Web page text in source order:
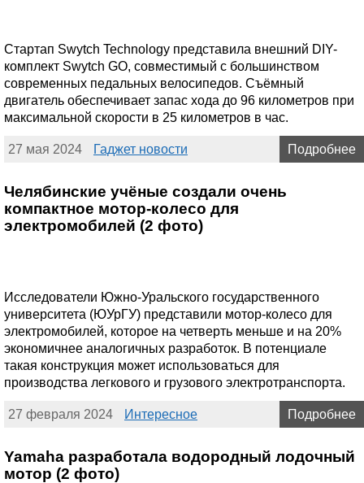
Стартап Swytch Technology представила внешний DIY-
комплект Swytch GO, совместимый с большинством
современных педальных велосипедов. Съёмный
двигатель обеспечивает запас хода до 96 километров при
максимальной скорости в 25 километров в час.
27 мая 2024 Гаджет новости Подробнее
Челябинские учёные создали очень
компактное мотор-колесо для
электромобилей (2 фото)
Исследователи Южно-Уральского государственного
университета (ЮУрГУ) представили мотор-колесо для
электромобилей, которое на четверть меньше и на 20%
экономичнее аналогичных разработок. В потенциале
такая конструкция может использоваться для
производства легкового и грузового электротранспорта.
27 февраля 2024 Интересное Подробнее
Yamaha разработала водородный лодочный
мотор (2 фото)